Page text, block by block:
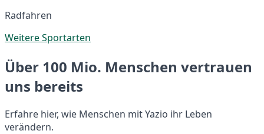
Radfahren
Weitere Sportarten
Über 100 Mio. Menschen vertrauen
uns bereits
Erfahre hier, wie Menschen mit Yazio ihr Leben
verändern.